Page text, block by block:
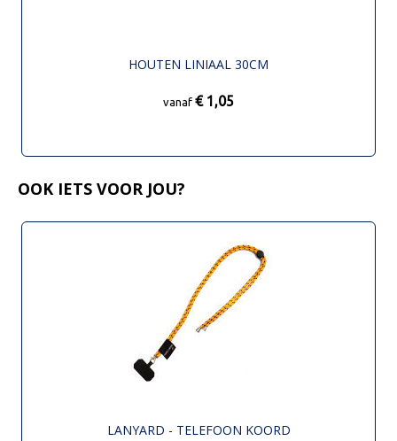
HOUTEN LINIAAL 30CM
vanaf € 1,05
OOK IETS VOOR JOU?
LANYARD - TELEFOON KOORD